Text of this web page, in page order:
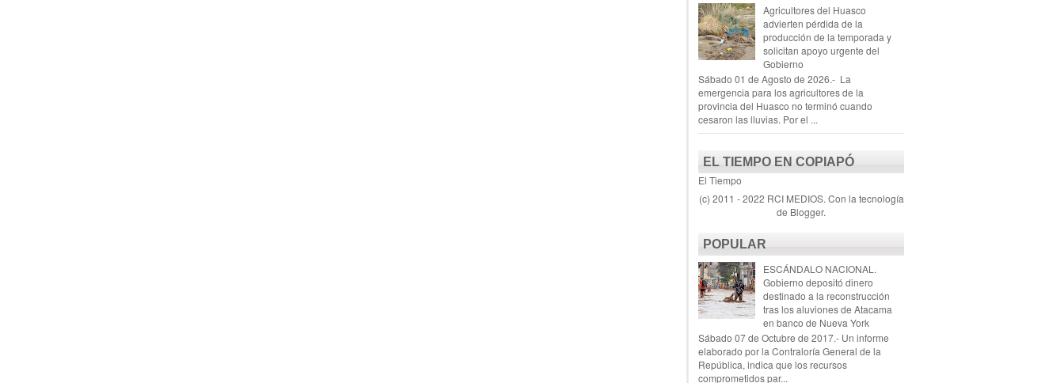
Agricultores del Huasco
advierten pérdida de la
producción de la temporada y
solicitan apoyo urgente del
Gobierno
Sábado 01 de Agosto de 2026.- La
emergencia para los agricultores de la
provincia del Huasco no terminó cuando
cesaron las lluvias. Por el ...
EL TIEMPO EN COPIAPÓ
El Tiempo
(c) 2011 - 2022 RCI MEDIOS. Con la tecnología
de Blogger.
POPULAR
ESCÁNDALO NACIONAL.
Gobierno depositó dinero
destinado a la reconstrucción
tras los aluviones de Atacama
en banco de Nueva York
Sábado 07 de Octubre de 2017.- Un informe
elaborado por la Contraloría General de la
República, indica que los recursos
comprometidos par...